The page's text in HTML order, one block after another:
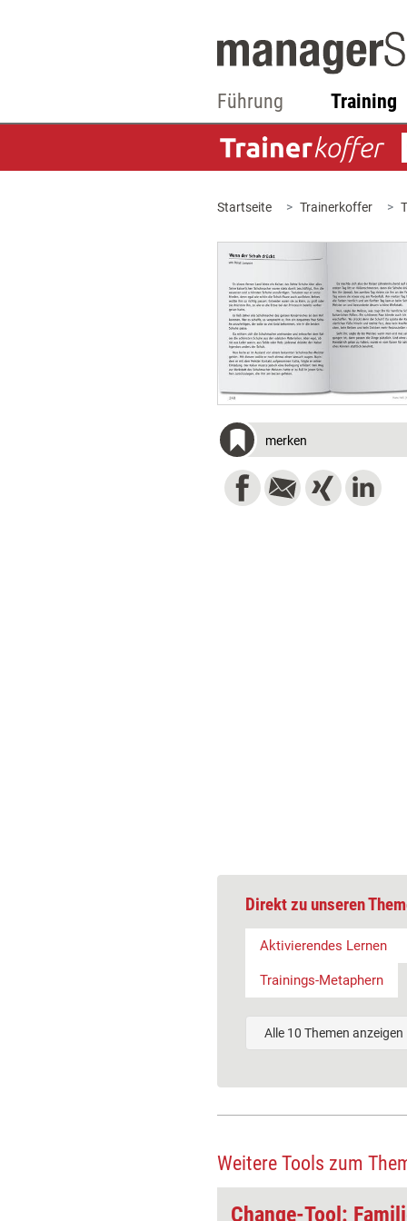
Führung Training
Startseite Trainerkoffer
merken
Direkt zu unseren
Aktivierendes Lernen
Trainings-Metaphern
Alle 10 Themen anzeigen
Weitere Tools zum
Change-Tool: